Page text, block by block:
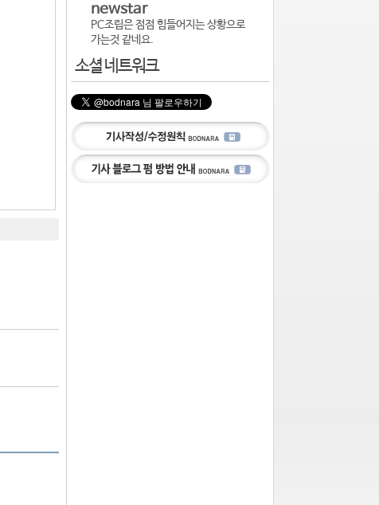
newstar
PC조립은 점점 힘들어지는 상황으로
가는것 같네요.
소셜 네트워크